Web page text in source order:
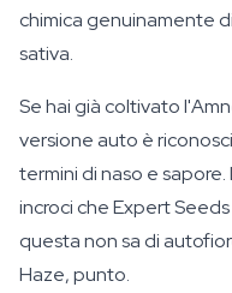
chimica genuinamente
sativa.
Se hai già coltivato
versione auto è
termini di naso e
incroci che Expert
questa non sa di
Haze, punto.